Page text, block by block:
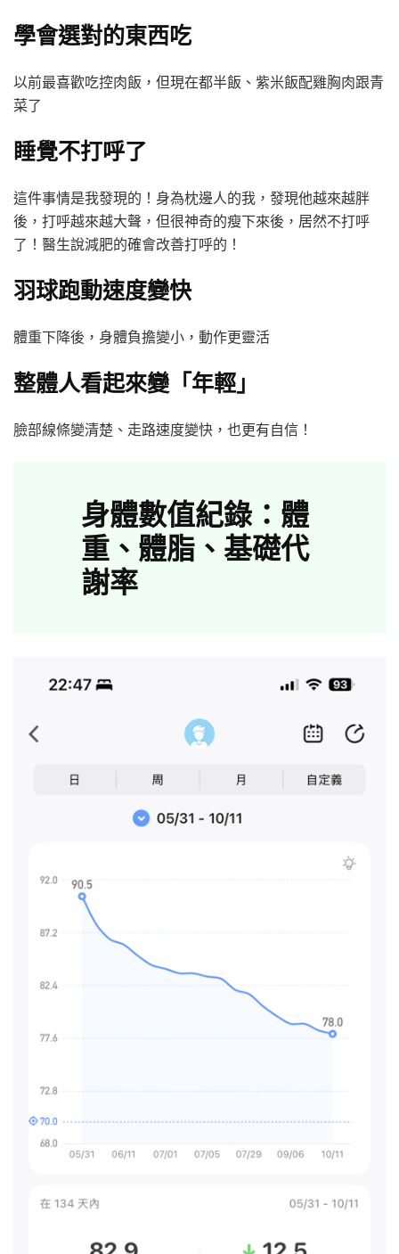
學會選對的東西吃
以前最喜歡吃控肉飯，但現在都半飯、紫米飯配雞胸肉跟青
菜了
睡覺不打呼了
這件事情是我發現的！身為枕邊人的我，發現他越來越胖
後，打呼越來越大聲，但很神奇的瘦下來後，居然不打呼
了！醫生說減肥的確會改善打呼的！
羽球跑動速度變快
體重下降後，身體負擔變小，動作更靈活
整體人看起來變「年輕」
臉部線條變清楚、走路速度變快，也更有自信！
身體數值紀錄：體
重、體脂、基礎代
謝率